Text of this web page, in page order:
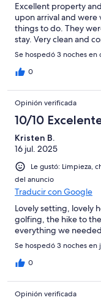
Excellent property
upon arrival and
things to do. They
stay. Very clean and
Se hospedó 3 noches
0
Opinión verificada
10/10
Kristen B.
16 jul. 2025
Le gustó: Limpieza,
del anuncio
Traducir con Google
Lovely setting, lovely
golfing, the hike to
everything we
Se hospedó 3 noches
0
Opinión verificada